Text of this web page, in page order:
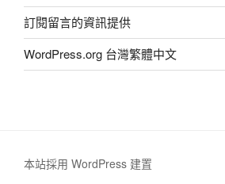
訂閱留言的資訊提供
WordPress.org 台灣繁體中文
本站採用 WordPress 建置